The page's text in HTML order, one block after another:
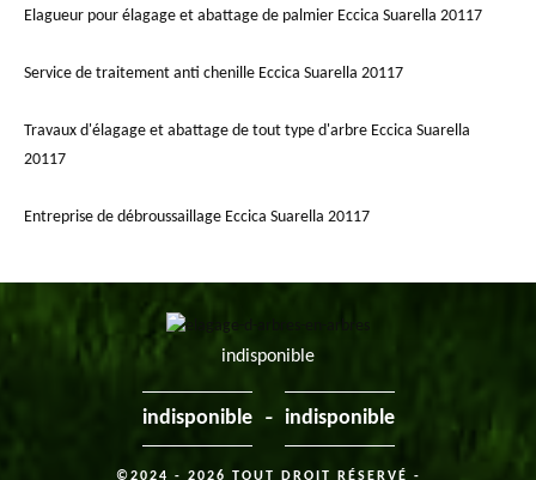
Elagueur pour élagage et abattage de palmier Eccica Suarella 20117
Service de traitement anti chenille Eccica Suarella 20117
Travaux d'élagage et abattage de tout type d'arbre Eccica Suarella
20117
Entreprise de débroussaillage Eccica Suarella 20117
indisponible
indisponible - indisponible
©2024 - 2026 TOUT DROIT RÉSERVÉ -